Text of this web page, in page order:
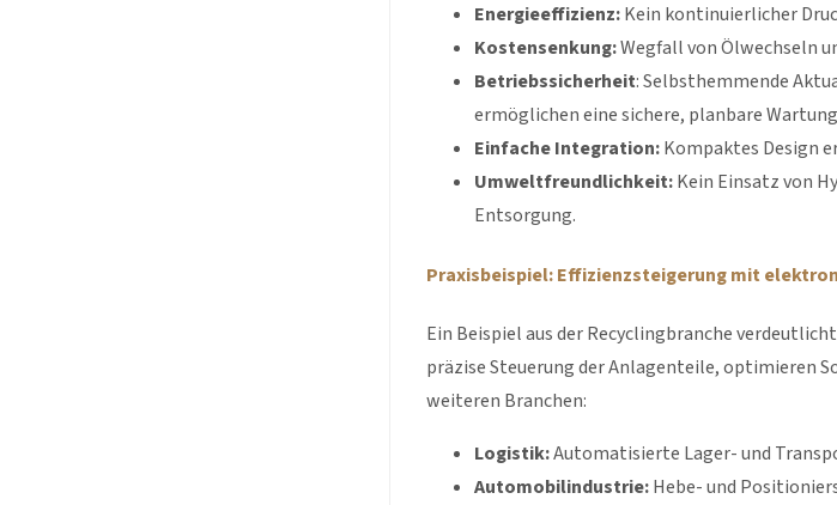
Energieeffizienz:Kein kontinuierlicher
Kostensenkung:Wegfall von Ölwechseln
Betriebssicherheit: Selbsthemmende
ermöglichen eine sichere, planbare
Einfache Integration:Kompaktes Design
Umweltfreundlichkeit:Kein Einsatz von
Entsorgung.
Praxisbeispiel: Effizienzsteigerung mit
Ein Beispiel aus der Recyclingbranche
präzise Steuerung der Anlagenteile, optimieren
weiteren Branchen:
Logistik:Automatisierte Lager- und
Automobilindustrie:Hebe- und